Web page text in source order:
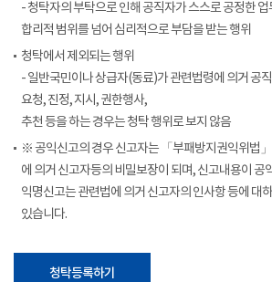
- 청탁자의 부탁으로 인해 공직자가 스스로 공정한
합리적 범위를 넘어 심리적으로 부담을 받는 행위
청탁에서 제외되는 행위
- 일반국민이나 상급자(동료)가 관련법령에 의거 공
요청, 진정, 지시, 권한행사,
추천 등을 하는 경우는 청탁 행위로 보지 않음
※ 공익신고의 경우 신고자는 「부패방지권익위법」
에 의거 신고자등의 비밀보장이 되며, 신고내용이 공
익명신고는 관련법에 의거 신고자의 인사항 등에 대
있습니다.
청탁등록하기